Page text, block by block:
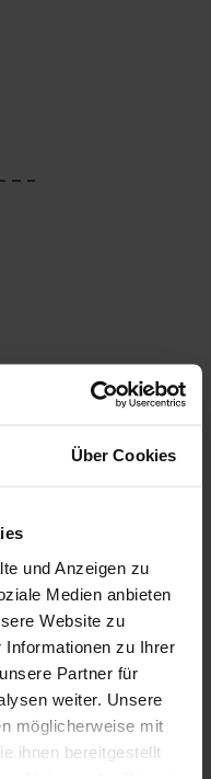
Über Cookies
und Anzeigen zu
Medien anbieten
Website zu
Informationen zu Ihrer
Partner für
weiter. Unsere
möglicherweise mit
ihnen bereitgestellt
cookiesum
cookies um
zur
beschleunigt